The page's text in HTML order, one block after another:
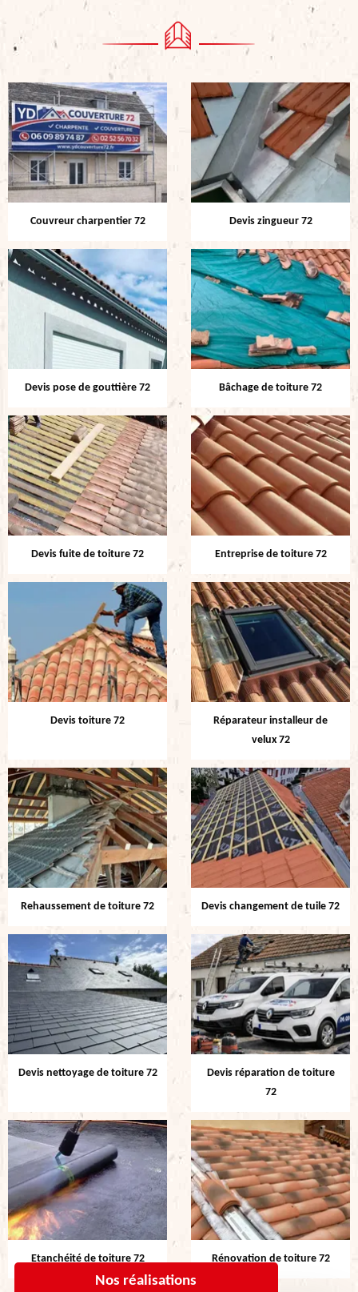
Nos réalisations
Couvreur charpentier 72 Devis zingueur 72
Devis pose de gouttière 72 Bâchage de toiture 72
Devis fuite de toiture 72 Entreprise de toiture 72
Devis toiture 72
Réparateur installeur de
velux 72
Rehaussement de toiture 72 Devis changement de tuile 72
Devis nettoyage de toiture 72
Devis réparation de toiture
72
Etanchéité de toiture 72 Rénovation de toiture 72